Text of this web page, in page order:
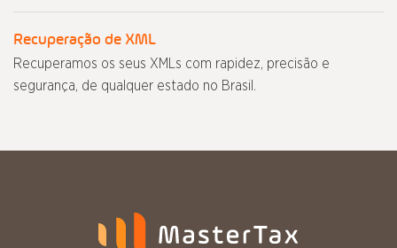
Recuperação de XML
Recuperamos os seus XMLs com rapidez, precisão e
segurança, de qualquer estado no Brasil.